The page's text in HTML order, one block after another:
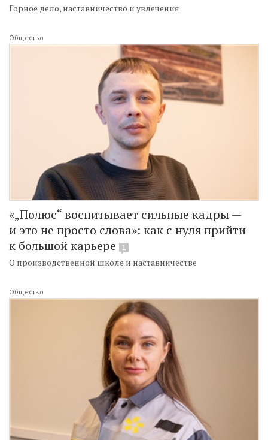
Горное дело, наставничество и увлечения
Общество
«„Полюс“ воспитывает сильные кадры —
и это не просто слова»: как с нуля прийти
к большой карьере
1
О производственной школе и наставничестве
Общество